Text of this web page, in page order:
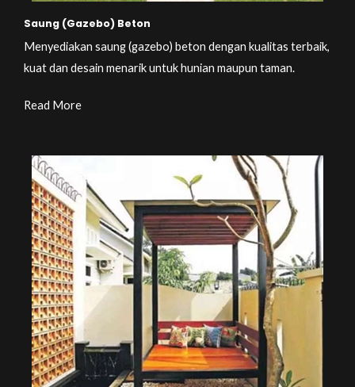
Saung (Gazebo) Beton
Menyediakan saung (gazebo) beton dengan kualitas terbaik,
kuat dan desain menarik untuk hunian maupun taman.
Read More